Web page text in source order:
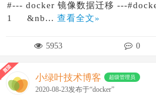
#--- docker 镜像数据迁移 ---
1 &nb... 查看全文»
5953 0
小绿叶技术博客 超级管理员
2020-08-23发布于“docker”